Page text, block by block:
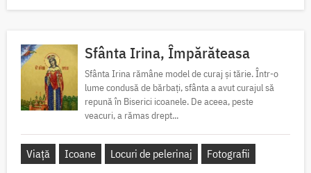
Sfânta Irina, Împărăteasa
Sfânta Irina rămâne model de curaj și tărie. Într-o
lume condusă de bărbați, sfânta a avut curajul să
repună în Biserici icoanele. De aceea, peste
veacuri, a rămas drept...
Viață Icoane Locuri de pelerinaj Fotografii